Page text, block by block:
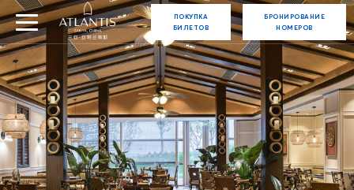
ПОКУПКА
БИЛЕТОВ
БРОНИРОВАНИЕ
НОМЕРОВ